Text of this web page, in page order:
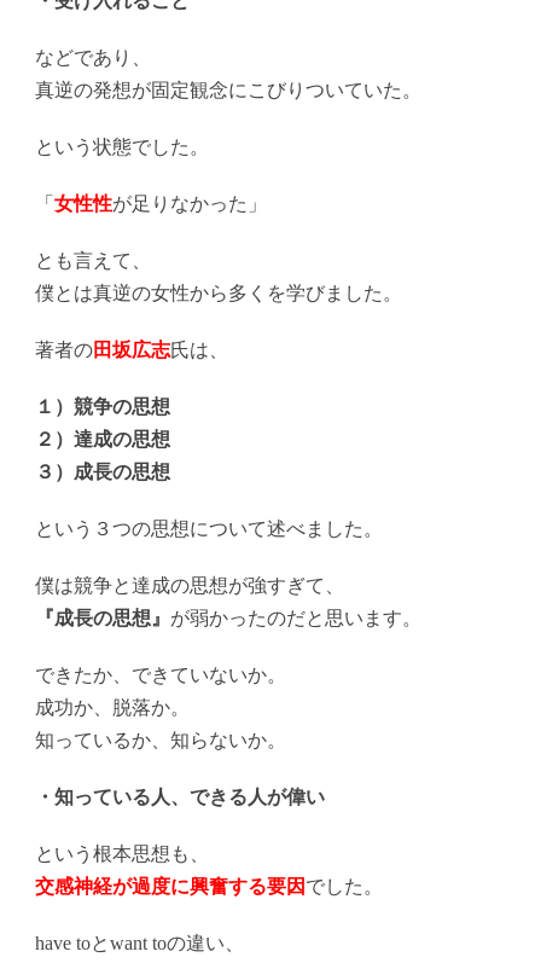
などであり、
真逆の発想が固定観念にこびりついていた。
という状態でした。
「 女性性が足りなかった」
とも言えて、
僕とは真逆の女性から多くを学びました。
著者の田坂広志氏は、
１）競争の思想
２）達成の思想
３）成長の思想
という３つの思想について述べました。
僕は競争と達成の思想が強すぎて、
『成長の思想』 が弱かったのだと思います。
できたか、できていないか。
成功か、脱落か。
知っているか、知らないか。
・知っている人、できる人が偉い
という根本思想も、
交感神経が過度に興奮する要因 でした。
have toとwant toの違い、